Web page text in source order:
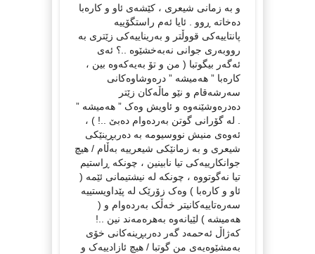
و بە زمانی شیعری ، کێشەی ئاو و کارەبا
دەخاتە ڕوو . ئایا ئەم راستگۆییە
پانتاییەکی قووڵتر و بەریناییەکی زێتری بە
رووبەری جوانی نەبەخشێوە ..؟ ئەی
ئەگەر بیگوتبا ( من و تۆ بەیەکەوە بین ،
کارەبا ” هەمیشە ” درەوشاوەکانی
سەرشەقام و نێو ماڵەکان زێتر
دەدرەوشێنەوە و ئاویش وەک ” هەمیشە ”
. لە گۆرانی گوتن بەردەوام دەبێ ..! ) ،
ئەوەی منیش نووسیومە بە دەربڕینێکی
شیعری و بە زمانێکی شیعرییە بەڵام / هیچ
جوانکارییەکی تیا نابینین ، چونکە ڕاستیم
تیا نەگوتووە ، چونکە لە نیشتیمانی ئێمە (
ئاو و کارەبا ) وەک زۆرێک لە پێداویستییە
سەرەتاییەکانیتر خەڵک بەردەوام و (
هەمیشە ) لێیانەوە بەهرەمەند نین ..!
کەژاڵ ئەحمەد گەر دەربڕینەکانی خۆی
بەمشێوەیەی من گوتبا / هیچ ئازادییەک و